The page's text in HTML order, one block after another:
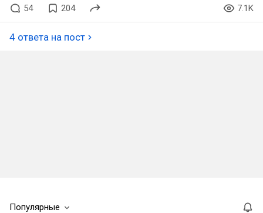
54 204 7.1K
4 ответа на пост
Популярные